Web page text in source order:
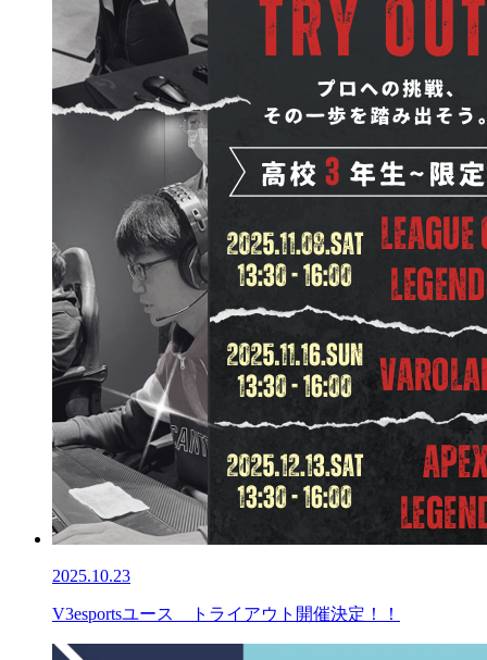
2025.10.23
V3esportsユース トライアウト開催決定！！